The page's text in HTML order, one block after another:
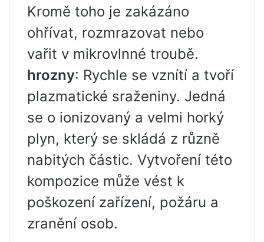
Kromě toho je zakázáno
ohřívat, rozmrazovat nebo
vařit v mikrovlnné troubě.
hrozny: Rychle se vznítí a tvoří
plazmatické sraženiny. Jedná
se o ionizovaný a velmi horký
plyn, který se skládá z různě
nabitých částic. Vytvoření této
kompozice může vést k
poškození zařízení, požáru a
zranění osob.